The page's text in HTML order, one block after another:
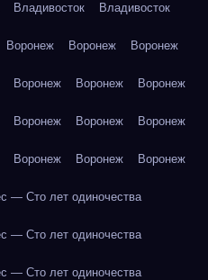
Владивосток Владивосток
Воронеж Воронеж Воронеж
Воронеж Воронеж Воронеж
Воронеж Воронеж Воронеж
Воронеж Воронеж Воронеж
— Сто лет одиночества
— Сто лет одиночества
— Сто лет одиночества